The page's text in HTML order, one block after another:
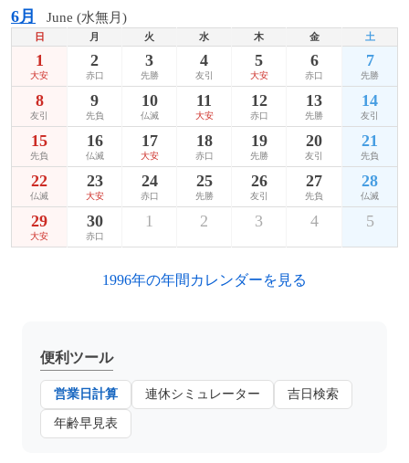
6月 June (水無月)
日 月 火 水 木 金 土
1
大安
2
赤口
3
先勝
4
友引
5
大安
6
赤口
7
先勝
8
友引
9
先負
10
仏滅
11
大安
12
赤口
13
先勝
14
友引
15
先負
16
仏滅
17
大安
18
赤口
19
先勝
20
友引
21
先負
22
仏滅
23
大安
24
赤口
25
先勝
26
友引
27
先負
28
仏滅
29
大安
30
赤口
1 2 3 4 5
1996年の年間カレンダーを見る
便利ツール
営業日計算 連休シミュレーター 吉日検索
年齢早見表